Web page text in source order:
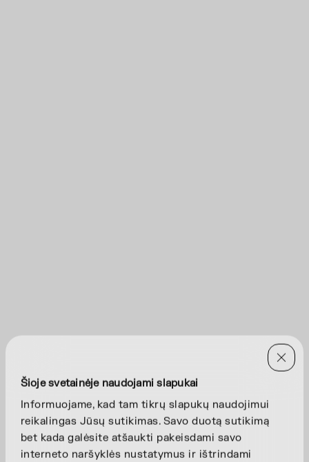
Šioje svetainėje naudojami slapukai
Informuojame, kad tam tikrų slapukų naudojimui
reikalingas Jūsų sutikimas. Savo duotą sutikimą
bet kada galėsite atšaukti pakeisdami savo
interneto naršyklės nustatymus ir ištrindami